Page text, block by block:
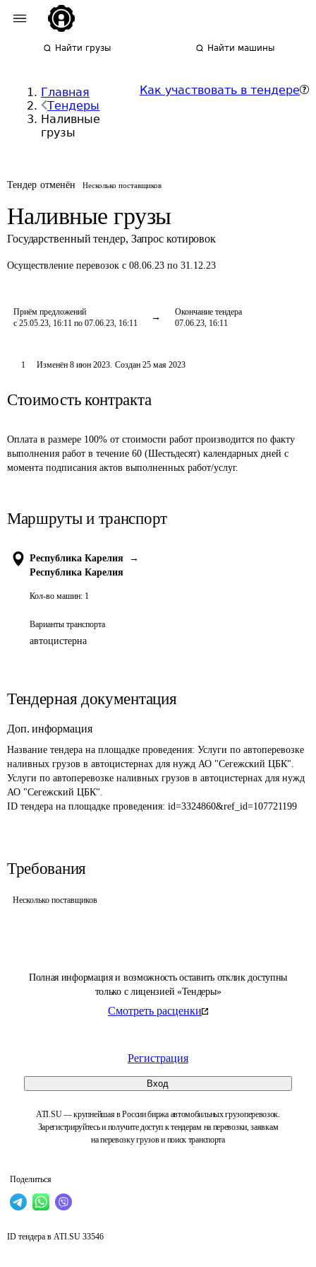
Найти грузы Найти машины
Главная
Тендеры
Наливные
грузы
Как участвовать в тендере
Тендер отменён Несколько поставщиков
Наливные грузы
Государственный тендер, Запрос котировок
Осуществление перевозок с 08.06.23 по 31.12.23
Приём предложений
с 25.05.23, 16:11 по 07.06.23, 16:11
Окончание тендера
07.06.23, 16:11
Полная информация и возможность оставить отклик доступны
только с лицензией «Тендеры»
Смотреть расценки
Регистрация
Вход
ATI.SU — крупнейшая в России биржа автомобильных грузоперевозок.
Зарегистрируйтесь и получите доступ к тендерам на перевозки, заявкам
на перевозку грузов и поиск транспорта
Поделиться
1 Изменён 8 июн 2023. Создан 25 мая 2023
Стоимость контракта
Оплата в размере 100% от стоимости работ производится по факту
выполнения работ в течение 60 (Шестьдесят) календарных дней с
момента подписания актов выполненных работ/услуг.
Маршруты и транспорт
Республика Карелия
→
Республика Карелия
Кол-во машин: 1
Варианты транспорта
автоцистерна
Тендерная документация
Доп. информация
Название тендера на площадке проведения: Услуги по автоперевозке
наливных грузов в автоцистернах для нужд АО "Сегежский ЦБК".
Услуги по автоперевозке наливных грузов в автоцистернах для нужд
АО "Сегежский ЦБК".
ID тендера на площадке проведения: id=3324860&ref_id=107721199
Требования
Несколько поставщиков
ID тендера в ATI.SU 33546